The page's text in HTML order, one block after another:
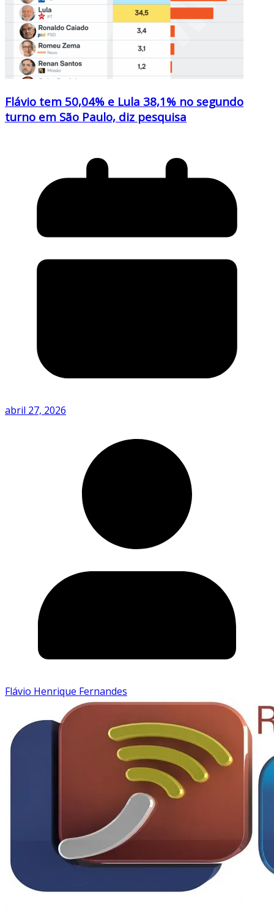
Flávio tem 50,04% e Lula 38,1% no segundo
turno em São Paulo, diz pesquisa
abril 27, 2026
Flávio Henrique Fernandes